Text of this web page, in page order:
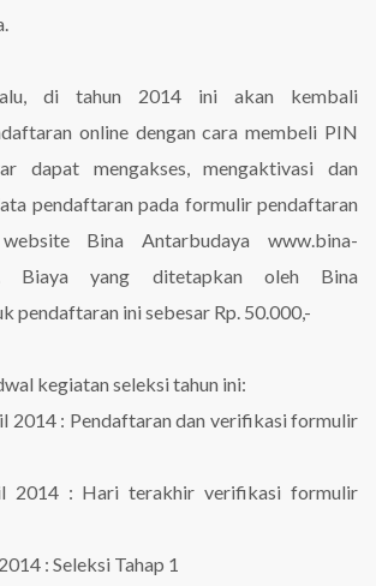
di tahun 2014 ini akan kembali
online dengan cara membeli PIN
dapat mengakses, mengaktivasi dan
pendaftaran pada formulir pendaftaran
Bina Antarbudaya www.bina-
Biaya yang ditetapkan oleh Bina
pendaftaran ini sebesar Rp. 50.000,-
kegiatan seleksi tahun ini:
2014 : Pendaftaran dan verifikasi formulir
2014 : Hari terakhir verifikasi formulir
: Seleksi Tahap 1